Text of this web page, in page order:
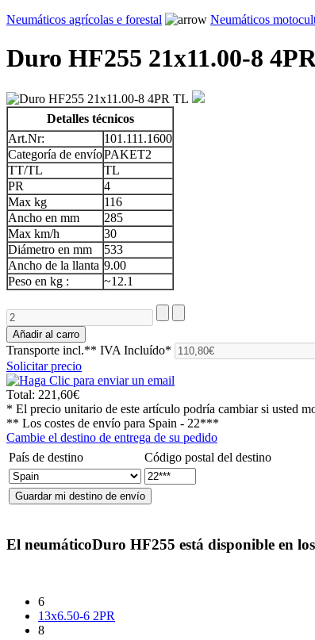
Neumáticos agrícolas e forestal
Neumáticos
Duro HF255 21x11.00-8
Detalles técnicos
Art.Nr:
101.111.1600
Categoría de envíoPAKET2
TT/TL
TL
PR
4
Max kg
116
Ancho en mm
285
Max km/h
30
Diámetro en mm
533
Ancho de la llanta 9.00
Peso en kg :
~12.1
Transporte incl.** IVA Incluído*
Solicitar precio
Total: 221,60€
* El precio unitario de este artículo podría cambiar si usted
** Los costes de envío para Spain - 22***
Cambie el destino de entrega de su pedido
País de destino
Código postal del destino
El neumáticoDuro HF255 está disponible en
6
13x6.50-6 2PR
8